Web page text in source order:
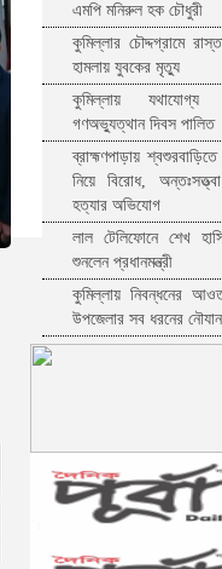
এমপি মনিরুল হক চৌধুরী
কুমিল্লার চৌদ্দগ্রামে
হামলায় যুবকের মৃত্যু
কুমিল্লায় যথাযোগ্য
গণঅভ্যুত্থান দিবস পালিত
ব্রাহ্মণপাড়ায়
নিয়ে বিরোধ,
হত্যার অভিযোগ
লাল টেলিফোনে শেখ
শুনলেন প্রধানমন্ত্রী
কুমিল্লায় নিবন্ধনের
উপজেলার সব ধরনের নৌযান
কুমিল্লার ৫টি
সাময়িকভাবে বন্ধের নির্দেশ
কুমিল্লার মোট ডেঙ্গু